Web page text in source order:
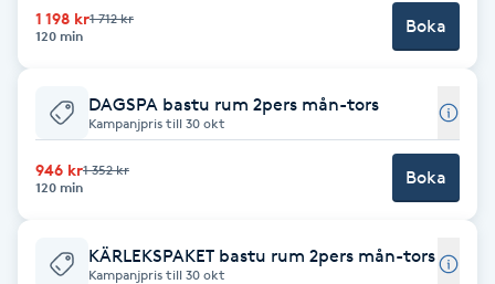
Enzympeeling
Extensions
Extensions borttagning
Eyeliner-tatuering
1 198 kr1 712 kr
120 min
Boka
DAGSPA bastu rum 2pers mån-tors
Kampanjpris till 30 okt
946 kr1 352 kr
120 min
Boka
KÄRLEKSPAKET bastu rum 2pers mån-tors
Kampanjpris till 30 okt